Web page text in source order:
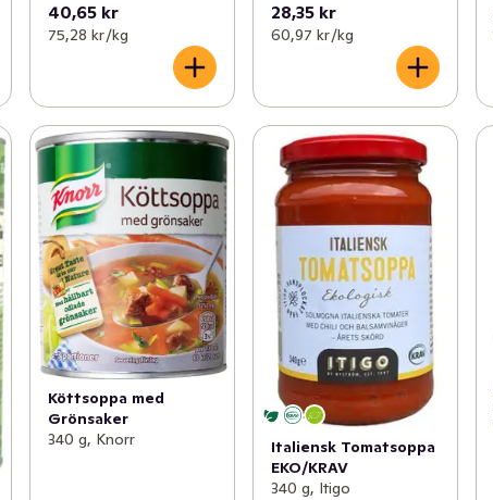
40,65 kr
75,28 kr /kg
28,35 kr
60,97 kr /kg
Köttsoppa med
Grönsaker
340 g, Knorr
Italiensk Tomatsoppa
EKO/KRAV
340 g, Itigo